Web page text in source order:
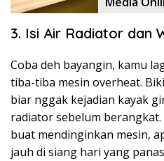
3. Isi Air Radiator dan
Coba deh bayangin, kamu
tiba-tiba mesin overheat.
biar nggak kejadian kayak
radiator sebelum
buat mendinginkan mesin,
jauh di siang hari yang